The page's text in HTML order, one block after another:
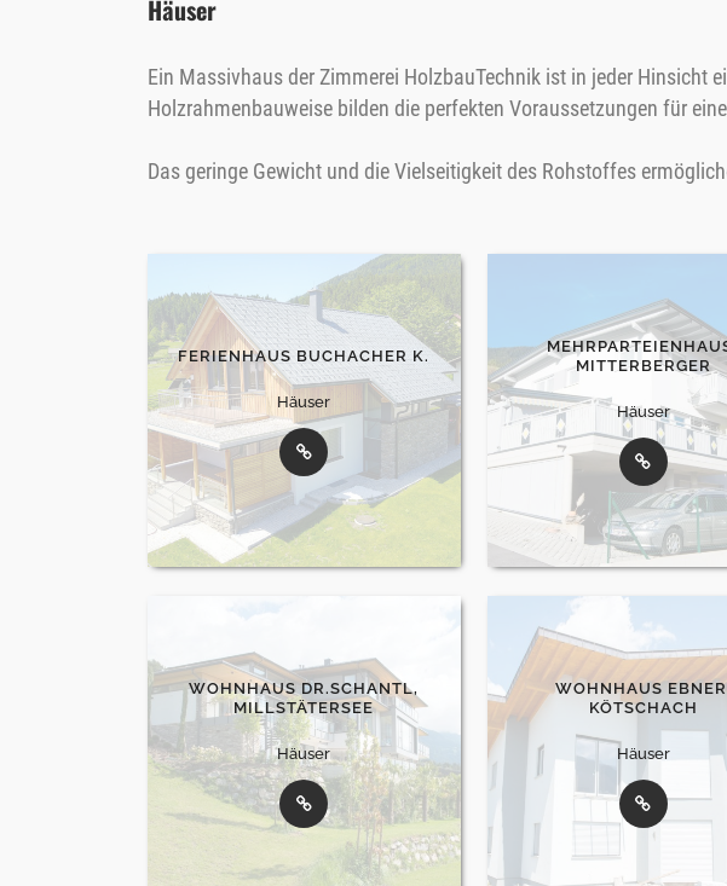
Häuser
Ein Massivhaus der Zimmerei HolzbauTechnik ist in jeder
Holzrahmenbauweise bilden die perfekten Voraussetzungen für
Das geringe Gewicht und die Vielseitigkeit des Rohstoffes
FERIENHAUS BUCHACHER K.
Häuser
MITTERBERGER
Häuser
WOHNHAUS DR.SCHANTL,
MILLSTÄTERSEE
Häuser
WOHNHAUS
KÖTSCHACH
Häuser